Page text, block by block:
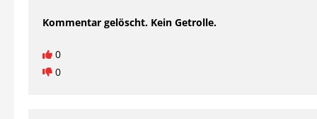
Kommentar gelöscht. Kein Getrolle.
0
0